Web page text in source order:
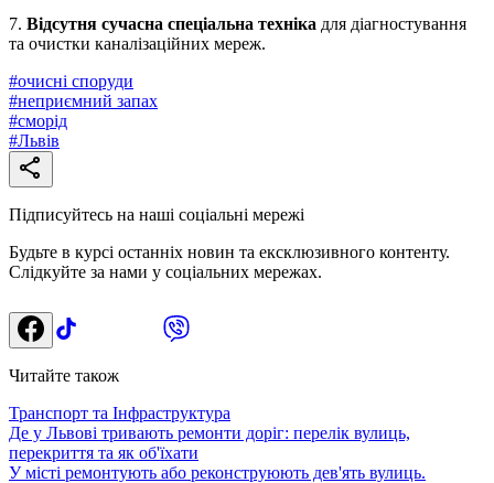
7. Відсутня сучасна спеціальна техніка для діагностування
та очистки каналізаційних мереж.
#очисні споруди
#неприємний запах
#сморід
#Львів
Підписуйтесь на наші соціальні мережі
Будьте в курсі останніх новин та ексклюзивного контенту.
Слідкуйте за нами у соціальних мережах.
Читайте також
Транспорт та Інфраструктура
Де у Львові тривають ремонти доріг: перелік вулиць,
перекриття та як об'їхати
У місті ремонтують або реконструюють дев'ять вулиць.